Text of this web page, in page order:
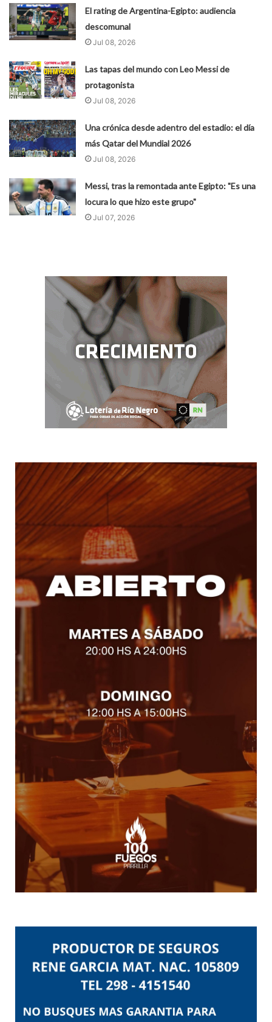
El rating de Argentina-Egipto: audiencia
descomunal
Jul 08, 2026
Las tapas del mundo con Leo Messi de
protagonista
Jul 08, 2026
Una crónica desde adentro del estadio: el día
más Qatar del Mundial 2026
Jul 08, 2026
Messi, tras la remontada ante Egipto: "Es una
locura lo que hizo este grupo"
Jul 07, 2026